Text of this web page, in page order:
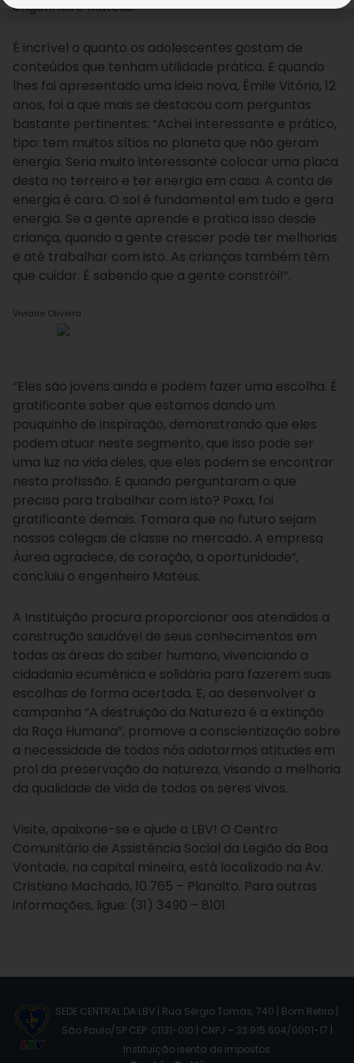
engenheiro Mateus.
É incrível o quanto os adolescentes gostam de
conteúdos que tenham utilidade prática. E quando
lhes foi apresentado uma ideia nova, Êmile Vitória, 12
anos, foi a que mais se destacou com perguntas
bastante pertinentes: “Achei interessante e prático,
tipo: tem muitos sítios no planeta que não geram
energia. Seria muito interessante colocar uma placa
desta no terreiro e ter energia em casa. A conta de
energia é cara. O sol é fundamental em tudo e gera
energia. Se a gente aprende e pratica isso desde
criança, quando a gente crescer pode ter melhorias
e até trabalhar com isto. As crianças também têm
que cuidar. É sabendo que a gente constrói!”.
Viviane Oliveira
“Eles são jovens ainda e podem fazer uma escolha. É
gratificante saber que estamos dando um
pouquinho de inspiração, demonstrando que eles
podem atuar neste segmento, que isso pode ser
uma luz na vida deles, que eles podem se encontrar
nesta profissão. E quando perguntaram o que
precisa para trabalhar com isto? Poxa, foi
gratificante demais. Tomara que no futuro sejam
nossos colegas de classe no mercado. A empresa
Áurea agradece, de coração, a oportunidade”,
concluiu o engenheiro Mateus.
A Instituição procura proporcionar aos atendidos a
construção saudável de seus conhecimentos em
todas as áreas do saber humano, vivenciando a
cidadania ecumênica e solidária para fazerem suas
escolhas de forma acertada. E, ao desenvolver a
campanha “A destruição da Natureza é a extinção
da Raça Humana”, promove a conscientização sobre
a necessidade de todos nós adotarmos atitudes em
prol da preservação da natureza, visando a melhoria
da qualidade de vida de todos os seres vivos.
Visite, apaixone-se e ajude a LBV! O Centro
Comunitário de Assistência Social da Legião da Boa
Vontade, na capital mineira, está localizado na Av.
Cristiano Machado, 10.765 – Planalto. Para outras
informações, ligue: (31) 3490 – 8101.
SEDE CENTRAL DA LBV | Rua Sérgio Tomás, 740 | Bom Retiro |
São Paulo/SP CEP: 01131-010 | CNPJ – 33.915.604/0001-17 |
Instituição isenta de impostos